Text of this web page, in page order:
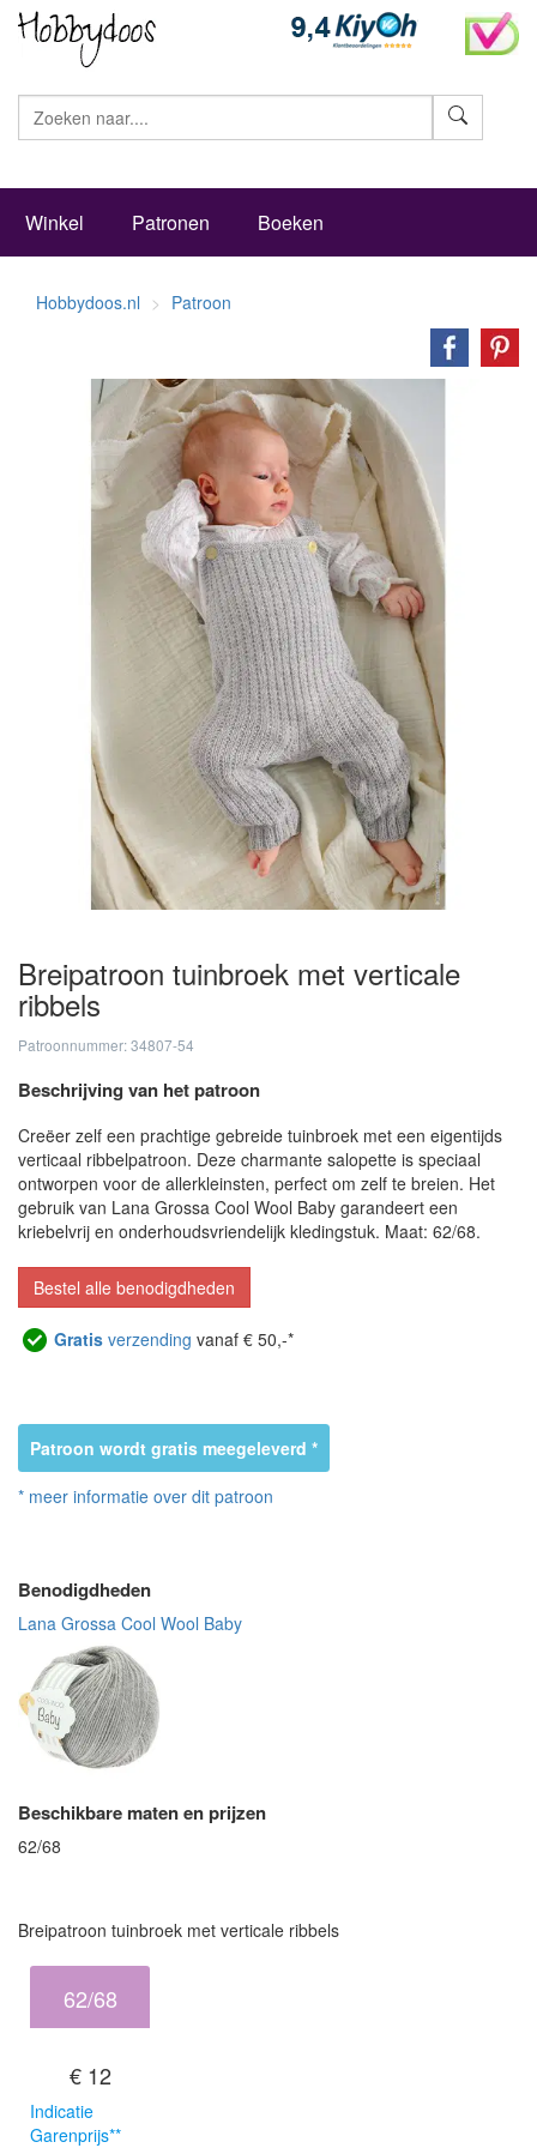
Winkel Patronen Boeken
Hobbydoos.nl Patroon
Breipatroon tuinbroek met verticale
ribbels
Patroonnummer: 34807-54
Beschrijving van het patroon
Creëer zelf een prachtige gebreide tuinbroek met een eigentijds
verticaal ribbelpatroon. Deze charmante salopette is speciaal
ontworpen voor de allerkleinsten, perfect om zelf te breien. Het
gebruik van Lana Grossa Cool Wool Baby garandeert een
kriebelvrij en onderhoudsvriendelijk kledingstuk. Maat: 62/68.
Bestel alle benodigdheden
Gratis verzending vanaf € 50,-*
Patroon wordt gratis meegeleverd *
* meer informatie over dit patroon
Benodigdheden
Lana Grossa Cool Wool Baby
Beschikbare maten en prijzen
62/68
Breipatroon tuinbroek met verticale ribbels
62/68
€ 12
Indicatie
Garenprijs**